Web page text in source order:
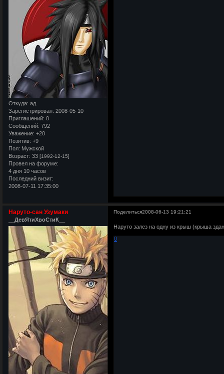
Откуда: ад
Зарегистрирован: 2008-05-10
Приглашений: 0
Сообщений: 792
Уважение: +20
Позитив: +9
Пол: Мужской
Возраст: 33 [1992-12-15]
Провел на форуме:
4 дня 10 часов
Последний визит:
2008-07-11 17:35:00
Поделиться2008-06-13 19:21:21
Наруто-сан Узумаки
__ДевЯтиХвоСтиК__
Наруто залез на одну из крыш (крыша
0